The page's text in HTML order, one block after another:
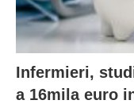
Infermieri,
a 16mila euro